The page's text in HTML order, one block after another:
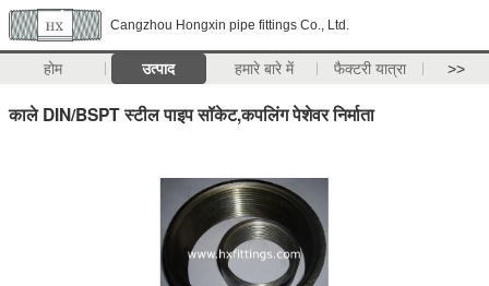
Cangzhou Hongxin pipe fittings Co., Ltd.
होम उत्पाद हमारे बारे में फैक्टरी यात्रा >>
काले DIN/BSPT स्टील पाइप सॉकेट,कपलिंग पेशेवर निर्माता